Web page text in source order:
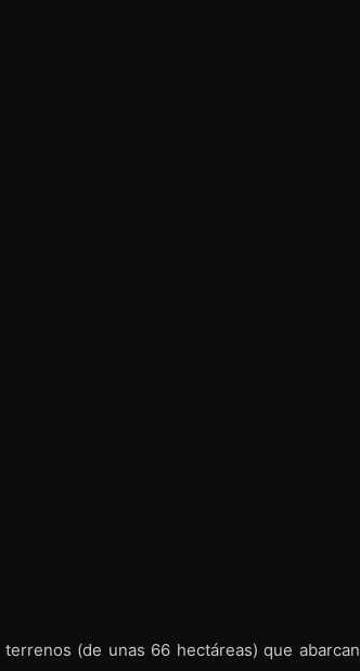
(de unas 66 hectáreas) que abarcan